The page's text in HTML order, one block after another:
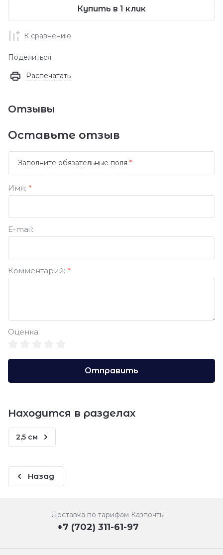
Купить в 1 клик
К сравнению
Поделиться
Распечатать
Отзывы
Оставьте отзыв
Заполните обязательные поля *
Имя: *
E-mail:
Комментарий: *
Оценка:
Отправить
Находится в разделах
2,5 см
Назад
Доставка по тарифам Казпочты
+7 (702) 311-61-97